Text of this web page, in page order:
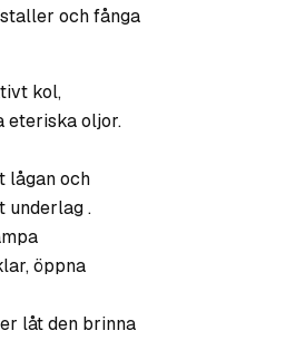
och fånga
kol,
eteriska oljor.
lågan och
underlag .
öppna
låt den brinna